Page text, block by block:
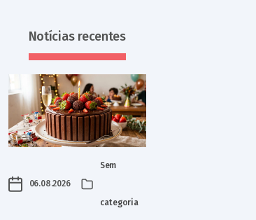
Notícias recentes
06.08.2026
Sem
categoria